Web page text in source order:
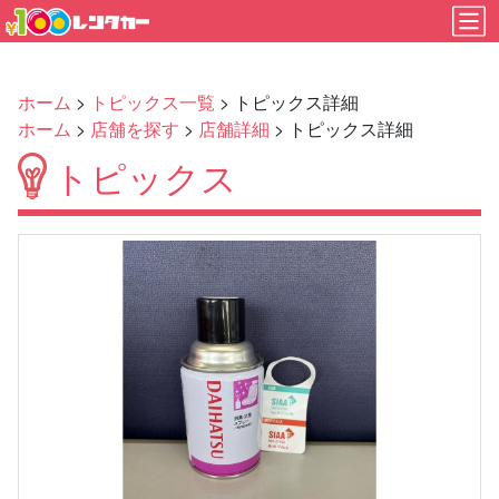
ホーム > トピックス一覧 > トピックス詳細
ホーム > 店舗を探す > 店舗詳細 > トピックス詳細
トピックス